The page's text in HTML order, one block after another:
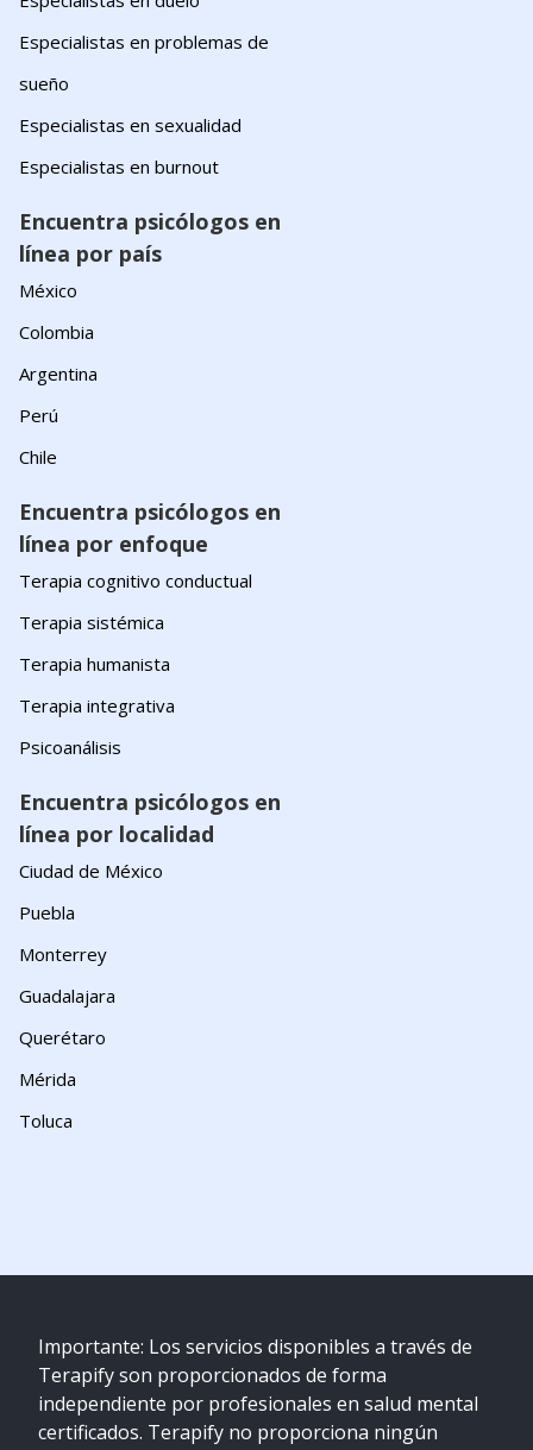
Especialistas en problemas de
sueño
Especialistas en sexualidad
Especialistas en burnout
Encuentra psicólogos en
línea por país
México
Colombia
Argentina
Perú
Chile
Encuentra psicólogos en
línea por enfoque
Terapia cognitivo conductual
Terapia sistémica
Terapia humanista
Terapia integrativa
Psicoanálisis
Encuentra psicólogos en
línea por localidad
Ciudad de México
Puebla
Monterrey
Guadalajara
Querétaro
Mérida
Toluca
Importante: Los servicios disponibles a través de
Terapify son proporcionados de forma
independiente por profesionales en salud mental
certificados. Terapify no proporciona ningún